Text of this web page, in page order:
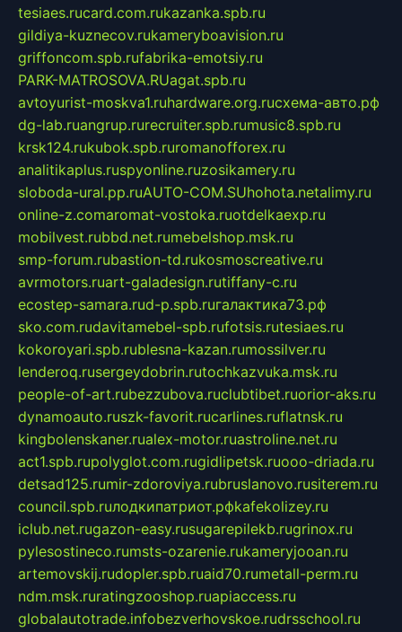
tesiaes.rucard.com.rukazanka.spb.ru
gildiya-kuznecov.rukameryboavision.ru
griffoncom.spb.rufabrika-emotsiy.ru
PARK-MATROSOVA.RUagat.spb.ru
avtoyurist-moskva1.ruhardware.org.ruсхема-авто.рф
dg-lab.ruangrup.rurecruiter.spb.rumusic8.spb.ru
krsk124.rukubok.spb.ruromanofforex.ru
analitikaplus.ruspyonline.ruzosikamery.ru
sloboda-ural.pp.ruAUTO-COM.SUhohota.netalimy.ru
online-z.comaromat-vostoka.ruotdelkaexp.ru
mobilvest.rubbd.net.rumebelshop.msk.ru
smp-forum.rubastion-td.rukosmoscreative.ru
avrmotors.ruart-galadesign.rutiffany-c.ru
ecostep-samara.rud-p.spb.ruгалактика73.рф
sko.com.rudavitamebel-spb.rufotsis.rutesiaes.ru
kokoroyari.spb.rublesna-kazan.rumossilver.ru
lenderoq.rusergeydobrin.rutochkazvuka.msk.ru
people-of-art.rubezzubova.ruclubtibet.ruorior-aks.ru
dynamoauto.ruszk-favorit.rucarlines.ruflatnsk.ru
kingbolenskaner.rualex-motor.ruastroline.net.ru
act1.spb.rupolyglot.com.rugidlipetsk.ruooo-driada.ru
detsad125.rumir-zdoroviya.rubruslanovo.rusiterem.ru
council.spb.ruлодкипатриот.рфkafekolizey.ru
iclub.net.rugazon-easy.rusugarepilekb.rugrinox.ru
pylesostineco.rumsts-ozarenie.rukameryjooan.ru
artemovskij.rudopler.spb.ruaid70.rumetall-perm.ru
ndm.msk.ruratingzooshop.ruapiaccess.ru
globalautotrade.infobezverhovskoe.rudrsschool.ru